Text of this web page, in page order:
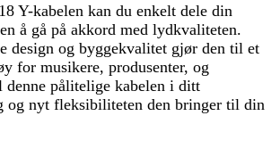
Y-kabelen kan du enkelt dele din
å gå på akkord med lydkvaliteten.
design og byggekvalitet gjør den til et
for musikere, produsenter, og
pålitelige kabelen i ditt
og nyt fleksibiliteten den bringer til din